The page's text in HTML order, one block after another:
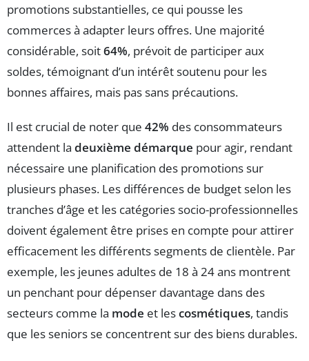
promotions substantielles, ce qui pousse les
commerces à adapter leurs offres. Une majorité
considérable, soit64%, prévoit de participer aux
soldes, témoignant d’un intérêt soutenu pour les
bonnes affaires, mais pas sans précautions.
Il est crucial de noter que 42% des consommateurs
attendent la deuxième démarque pour agir, rendant
nécessaire une planification des promotions sur
plusieurs phases. Les différences de budget selon les
tranches d’âge et les catégories socio-professionnelles
doivent également être prises en compte pour attirer
efficacement les différents segments de clientèle. Par
exemple, les jeunes adultes de 18 à 24 ans montrent
un penchant pour dépenser davantage dans des
secteurs comme la mode et lescosmétiques, tandis
que les seniors se concentrent sur des biens durables.